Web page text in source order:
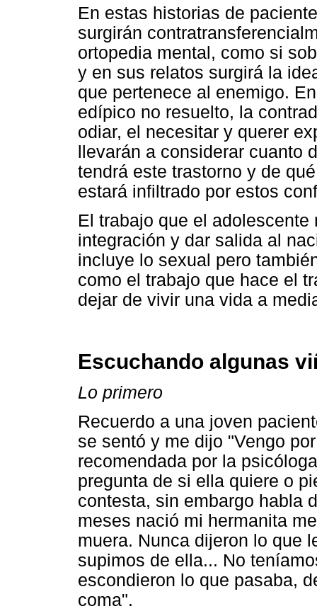
En estas historias de
surgirán
ortopedia mental, como si
y en sus relatos surgirá la
que pertenece al enemigo.
edípico no resuelto, la
odiar, el necesitar y querer
llevarán a considerar cuanto
tendrá este trastorno y de
estará infiltrado por estos
El trabajo que el
integración y dar salida al
incluye lo sexual pero
como el trabajo que hace el
dejar de vivir una vida a
Escuchando algunas
Lo primero
Recuerdo a una joven
se sentó y me dijo "Vengo
recomendada por la
pregunta de si ella quiere o
contesta, sin embargo habla
meses nació mi hermanita
muera. Nunca dijeron lo que
supimos de ella... No
escondieron lo que pasaba,
coma".